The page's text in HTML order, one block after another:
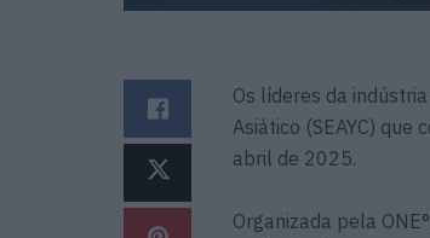
Os líderes da
Asiático (SEAYC)
abril de 2025.
Organizada pela